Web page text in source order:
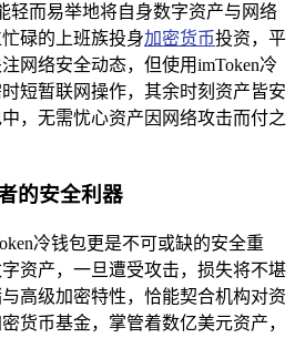
轻而易举地将自身数字资产与网络
碌的上班族投身加密货币投资，平
网络安全动态，但使用imToken冷
短暂联网操作，其余时刻资产皆安
，无需忧心资产因网络攻击而付之
的安全利器
冷钱包更是不可或缺的安全重
资产，一旦遭受攻击，损失将不堪
高级加密特性，恰能契合机构对资
货币基金，掌管着数亿美元资产，